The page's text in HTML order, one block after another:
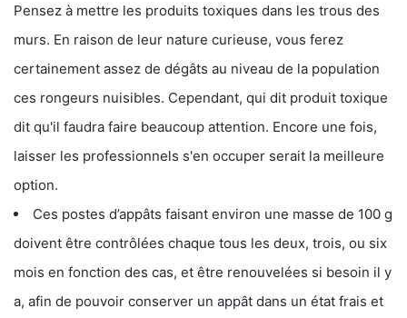
Pensez à mettre les produits toxiques dans les trous des
murs. En raison de leur nature curieuse, vous ferez
certainement assez de dégâts au niveau de la population
ces rongeurs nuisibles. Cependant, qui dit produit toxique
dit qu'il faudra faire beaucoup attention. Encore une fois,
laisser les professionnels s'en occuper serait la meilleure
option.
Ces postes d’appâts faisant environ une masse de 100 g
doivent être contrôlées chaque tous les deux, trois, ou six
mois en fonction des cas, et être renouvelées si besoin il y
a, afin de pouvoir conserver un appât dans un état frais et